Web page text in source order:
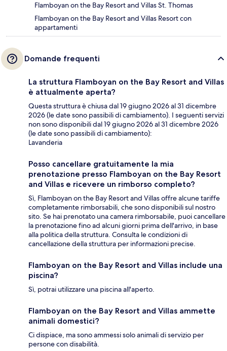
Flamboyan on the Bay Resort and Villas St. Thomas
Flamboyan on the Bay Resort and Villas Resort con
appartamenti
Domande frequenti
La struttura Flamboyan on the Bay Resort and Villas
è attualmente aperta?
Questa struttura è chiusa dal 19 giugno 2026 al 31 dicembre
2026 (le date sono passibili di cambiamento). I seguenti servizi
non sono disponibili dal 19 giugno 2026 al 31 dicembre 2026
(le date sono passibili di cambiamento):
Lavanderia
Posso cancellare gratuitamente la mia
prenotazione presso Flamboyan on the Bay Resort
and Villas e ricevere un rimborso completo?
Sì, Flamboyan on the Bay Resort and Villas offre alcune tariffe
completamente rimborsabili, che sono disponibili sul nostro
sito. Se hai prenotato una camera rimborsabile, puoi cancellare
la prenotazione fino ad alcuni giorni prima dell'arrivo, in base
alla politica della struttura. Consulta le condizioni di
cancellazione della struttura per informazioni precise.
Flamboyan on the Bay Resort and Villas include una
piscina?
Sì, potrai utilizzare una piscina all'aperto.
Flamboyan on the Bay Resort and Villas ammette
animali domestici?
Ci dispiace, ma sono ammessi solo animali di servizio per
persone con disabilità.